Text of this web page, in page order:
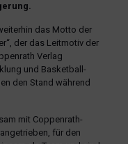
das Motto der
der das Leitmotiv der
Verlag
und Basketball-
den Stand während
mit Coppenrath-
für den